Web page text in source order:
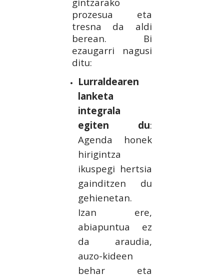
prozesua eta
tresna da aldi
berean. Bi
ezaugarri nagusi
ditu:
Lurraldearen
lanketa
integrala
egiten du:
Agenda honek
hirigintza
ikuspegi hertsia
gainditzen du
gehienetan.
Izan ere,
abiapuntua ez
da araudia,
auzo-kideen
behar eta